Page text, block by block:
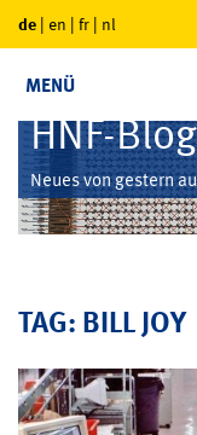
de | en | fr | nl
MENÜ
HNF-Blog
Neues von gestern
TAG: BILL JOY